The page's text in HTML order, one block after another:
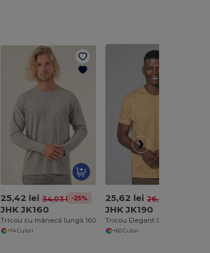
25,42 lei 34,03 lei-25%
JHK JK160
Tricou cu mânecă lungă 160
+14 Culori
25,62 lei 26,05 lei
JHK JK190
+60 Culori